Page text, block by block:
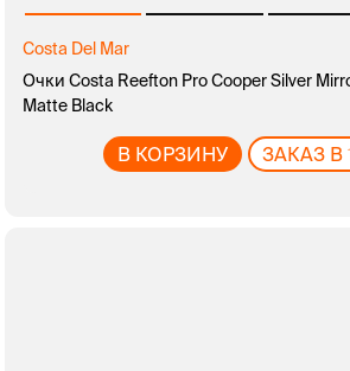
Costa Del Mar
Очки Costa Reefton Pro Cooper Silver
Matte Black
В КОРЗИНУ ЗАКАЗ В